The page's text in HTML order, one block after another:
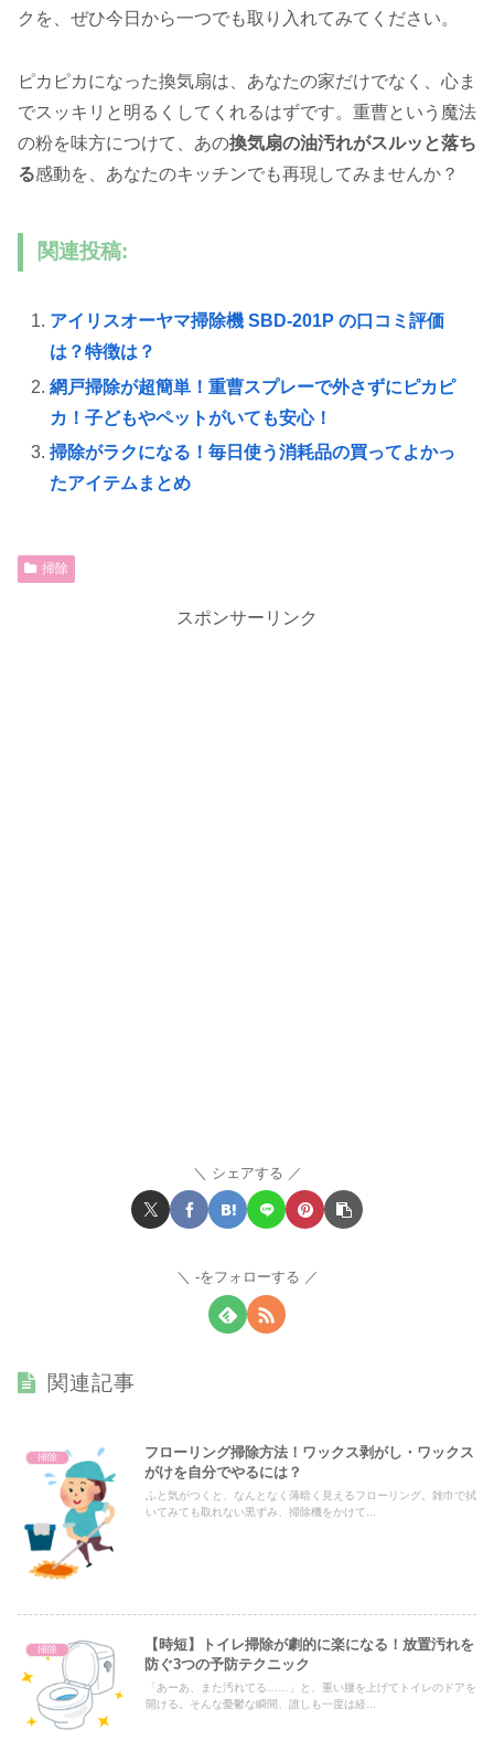
クを、ぜひ今日から一つでも取り入れてみてください。
ピカピカになった換気扇は、あなたの家だけでなく、心ま
でスッキリと明るくしてくれるはずです。重曹という魔法
の粉を味方につけて、あの換気扇の油汚れがスルッと落ち
る感動を、あなたのキッチンでも再現してみませんか？
関連投稿:
アイリスオーヤマ掃除機 SBD-201P の口コミ評価
は？特徴は？
網戸掃除が超簡単！重曹スプレーで外さずにピカピ
カ！子どもやペットがいても安心！
掃除がラクになる！毎日使う消耗品の買ってよかっ
たアイテムまとめ
掃除
スポンサーリンク
シェアする
-をフォローする
関連記事
掃除
フローリング掃除方法！ワックス剥がし・ワックス
がけを自分でやるには？
ふと気がつくと、なんとなく薄暗く見えるフローリング。雑巾で拭
いてみても取れない黒ずみ、掃除機をかけて...
掃除
【時短】トイレ掃除が劇的に楽になる！放置汚れを
防ぐ3つの予防テクニック
「あーあ、また汚れてる……」と、重い腰を上げてトイレのドアを
開ける。そんな憂鬱な瞬間、誰しも一度は経...